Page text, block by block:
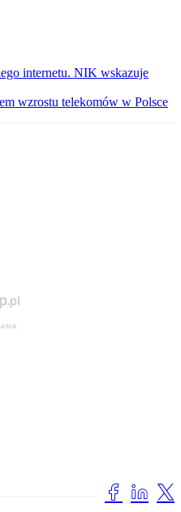
internetu. NIK wskazuje
wzrostu telekomów w Polsce